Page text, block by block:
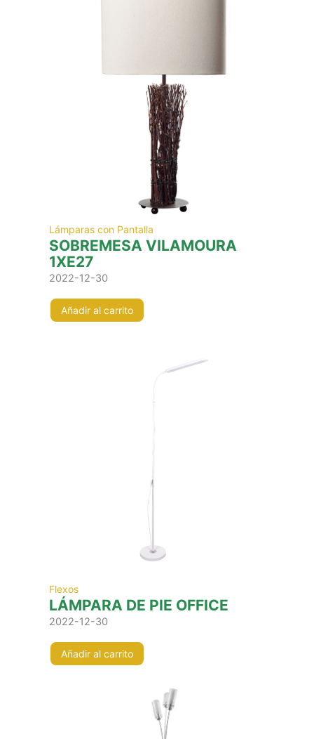
Lámparas con Pantalla
SOBREMESA VILAMOURA
1XE27
2022-12-30
Añadir al carrito
Flexos
LÁMPARA DE PIE OFFICE
2022-12-30
Añadir al carrito